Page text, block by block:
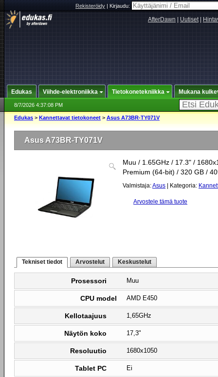
Rekisteröidy|Kirjaudu:
AfterDawn Uutiset|
Edukas Viihde-elektroniikka Tietokonetekniikka Mukana
8/7/2026 4:37:08 PM
Edukas > Kannettavat tietokoneet > Asus A73BR-TY071V
Asus A73BR-TY071V
Muu / 1.65GHz / 17.3" /
Premium (64-bit) / 320 GB /
Valmistaja:Asus | Kategoria:
Arvostele tämä tuote
Tekniset tiedot Arvostelut Keskustelut
Prosessori Muu
CPU model AMD E450
Kellotaajuus 1,65GHz
Näytön koko 17,3"
Resoluutio 1680x1050
Tablet PC Ei